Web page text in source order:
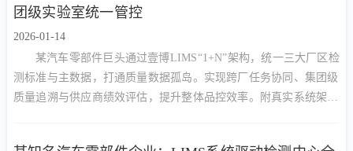
团级实验室统一管控
2026-01-14
某汽车零部件巨头通过壹博LIMS“1+N”架构，统一三大厂区检
测标准与主数据，打通质量数据孤岛。实现跨厂任务协同、集团级
质量追溯与供应商绩效评估，提升整体品控效率。附真实系统架构